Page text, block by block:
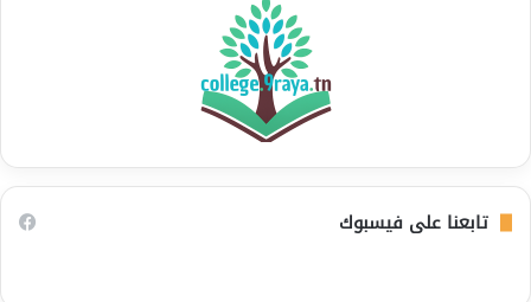
تابعنا على فيسبوك